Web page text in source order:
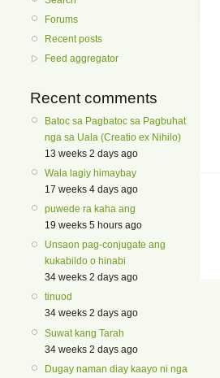
Forums
Recent posts
Feed aggregator
Recent comments
Batoc sa Pagbatoc sa Pagbuhat
nga sa Uala (Creatio ex Nihilo)
13 weeks 2 days ago
Wala lagiy himaybay
17 weeks 4 days ago
puwede ra kaha ang
19 weeks 5 hours ago
Unsaon pag-conjugate ang
kukabildo o hinabi
34 weeks 2 days ago
tinuod
34 weeks 2 days ago
Suwat kang Tarah
34 weeks 2 days ago
Dugay naman diay kaayo ni nga